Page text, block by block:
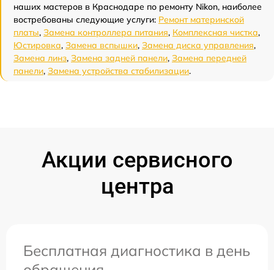
наших мастеров в Краснодаре по ремонту Nikon, наиболее
востребованы следующие услуги: Ремонт материнской
платы, Замена контроллера питания, Комплексная чистка,
Юстировка, Замена вспышки, Замена диска управления,
Замена линз, Замена задней панели, Замена передней
панели, Замена устройства стабилизации.
Акции сервисного
центра
Бесплатная диагностика в день